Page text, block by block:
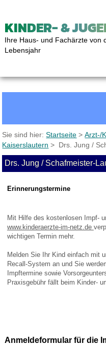
KINDER- &
Ihre Haus- und Fachärzte von
Lebensjahr
Sie sind hier:Startseite >Arzt-/
Kaiserslautern > Drs. Jung /
Drs. Jung / Schafmeister-
Erinnerungstermine
Mit Hilfe des kostenlosen Impf-
www.kinderaerzte-im-netz.de
wichtigen Termin mehr.
Melden Sie Ihr Kind einfach mit
Recall-System an und Sie
Impftermine sowie
Praxisgebühr fällt beim Kinder-
Anmeldeformular für die